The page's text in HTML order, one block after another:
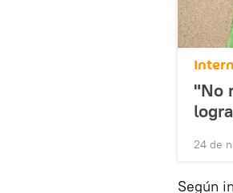
"No
24 de
Según